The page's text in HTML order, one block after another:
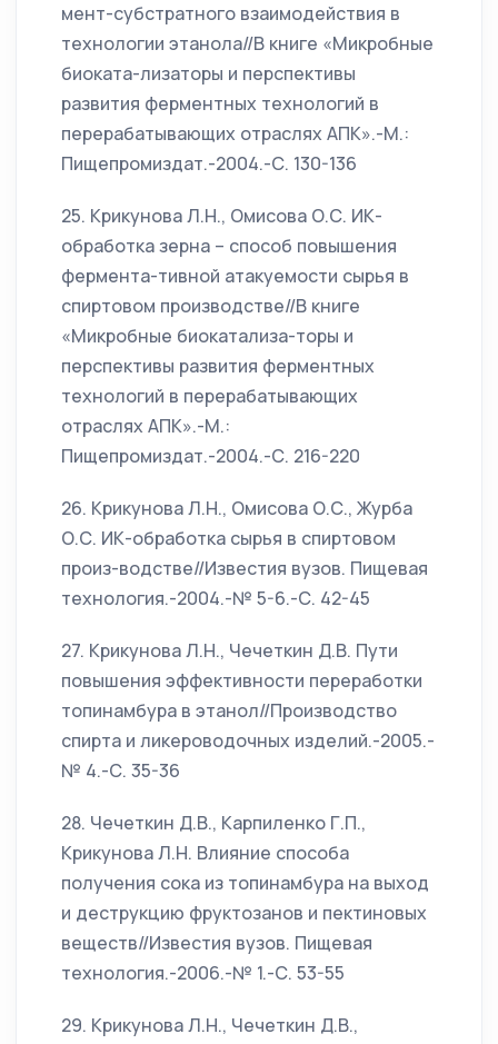
мент-субстратного взаимодействия в
технологии этанола//В книге «Микробные
биоката-лизаторы и перспективы
развития ферментных технологий в
перерабатывающих отраслях АПК».-М.:
Пищепромиздат.-2004.-С. 130-136
25. Крикунова Л.Н., Омисова О.С. ИК-
обработка зерна – способ повышения
фермента-тивной атакуемости сырья в
спиртовом производстве//В книге
«Микробные биокатализа-торы и
перспективы развития ферментных
технологий в перерабатывающих
отраслях АПК».-М.:
Пищепромиздат.-2004.-С. 216-220
26. Крикунова Л.Н., Омисова О.С., Журба
О.С. ИК-обработка сырья в спиртовом
произ-водстве//Известия вузов. Пищевая
технология.-2004.-№ 5-6.-С. 42-45
27. Крикунова Л.Н., Чечеткин Д.В. Пути
повышения эффективности переработки
топинамбура в этанол//Производство
спирта и ликероводочных изделий.-2005.-
№ 4.-С. 35-36
28. Чечеткин Д.В., Карпиленко Г.П.,
Крикунова Л.Н. Влияние способа
получения сока из топинамбура на выход
и деструкцию фруктозанов и пектиновых
веществ//Известия вузов. Пищевая
технология.-2006.-№ 1.-С. 53-55
29. Крикунова Л.Н., Чечеткин Д.В.,